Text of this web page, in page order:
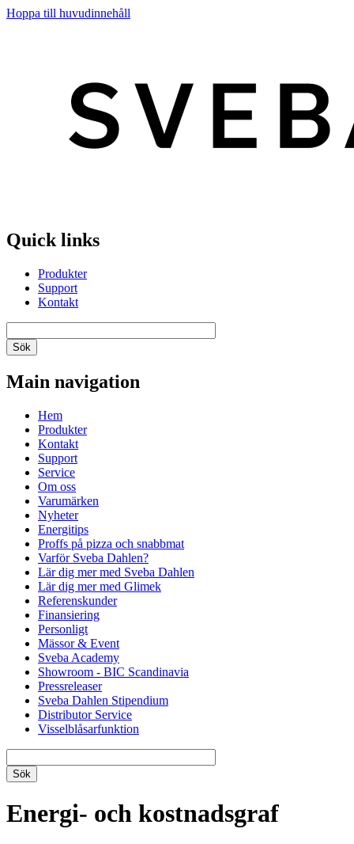
Hoppa till huvudinnehåll
Quick links
Produkter
Support
Kontakt
Main navigation
Hem
Produkter
Kontakt
Support
Service
Om oss
Varumärken
Nyheter
Energitips
Proffs på pizza och snabbmat
Varför Sveba Dahlen?
Lär dig mer med Sveba Dahlen
Lär dig mer med Glimek
Referenskunder
Finansiering
Personligt
Mässor & Event
Sveba Academy
Showroom - BIC Scandinavia
Pressreleaser
Sveba Dahlen Stipendium
Distributor Service
Visselblåsarfunktion
Energi- och kostnadsgraf